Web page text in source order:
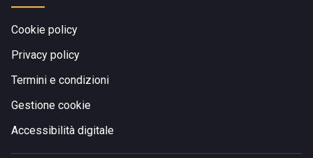
Cookie policy
Privacy policy
Termini e condizioni
Gestione cookie
Accessibilità digitale